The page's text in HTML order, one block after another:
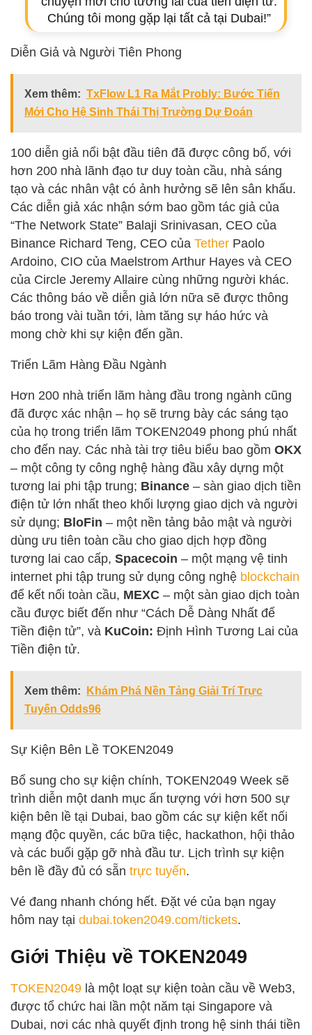
Chúng tôi mong gặp lại tất cả tại Dubai!”
Diễn Giả và Người Tiên Phong
Xem thêm: TxFlow L1 Ra Mắt Probly: Bước Tiến
Mới Cho Hệ Sinh Thái Thị Trường Dự Đoán
100 diễn giả nổi bật đầu tiên đã được công bố, với
hơn 200 nhà lãnh đạo tư duy toàn cầu, nhà sáng
tạo và các nhân vật có ảnh hưởng sẽ lên sân khấu.
Các diễn giả xác nhận sớm bao gồm tác giả của
“The Network State” Balaji Srinivasan, CEO của
Binance Richard Teng, CEO của Tether Paolo
Ardoino, CIO của Maelstrom Arthur Hayes và CEO
của Circle Jeremy Allaire cùng những người khác.
Các thông báo về diễn giả lớn nữa sẽ được thông
báo trong vài tuần tới, làm tăng sự háo hức và
mong chờ khi sự kiện đến gần.
Triển Lãm Hàng Đầu Ngành
Hơn 200 nhà triển lãm hàng đầu trong ngành cũng
đã được xác nhận – họ sẽ trưng bày các sáng tạo
của họ trong triển lãm TOKEN2049 phong phú nhất
cho đến nay. Các nhà tài trợ tiêu biểu bao gồm OKX
– một công ty công nghệ hàng đầu xây dựng một
tương lai phi tập trung; Binance – sàn giao dịch tiền
điện tử lớn nhất theo khối lượng giao dịch và người
sử dụng; BloFin – một nền tảng bảo mật và người
dùng ưu tiên toàn cầu cho giao dịch hợp đồng
tương lai cao cấp, Spacecoin – một mạng vệ tinh
internet phi tập trung sử dụng công nghệ blockchain
để kết nối toàn cầu, MEXC – một sàn giao dịch toàn
cầu được biết đến như “Cách Dễ Dàng Nhất để
Tiền điện tử”, và KuCoin: Định Hình Tương Lai của
Tiền điện tử.
Xem thêm:
Khám Phá Nền Tảng Giải Trí Trực
Tuyến Odds96
Sự Kiện Bên Lề TOKEN2049
Bổ sung cho sự kiện chính, TOKEN2049 Week sẽ
trình diễn một danh mục ấn tượng với hơn 500 sự
kiện bên lề tại Dubai, bao gồm các sự kiện kết nối
mạng độc quyền, các bữa tiệc, hackathon, hội thảo
và các buổi gặp gỡ nhà đầu tư. Lịch trình sự kiện
bên lề đầy đủ có sẵn trực tuyến.
Vé đang nhanh chóng hết. Đặt vé của bạn ngay
hôm nay tại dubai.token2049.com/tickets.
Giới Thiệu về TOKEN2049
TOKEN2049 là một loạt sự kiện toàn cầu về Web3,
được tổ chức hai lần một năm tại Singapore và
Dubai, nơi các nhà quyết định trong hệ sinh thái tiền